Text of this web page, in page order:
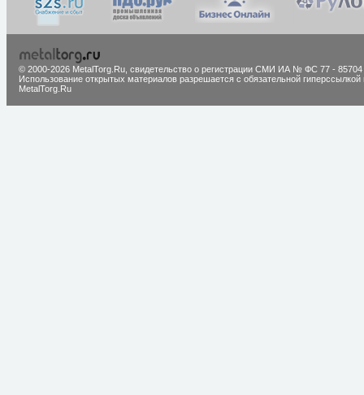
© 2000-2026 MetalTorg.Ru, cвидетельство о регистрации СМИ ИА № ФС 77 - 85704
Использование открытых материалов разрешается с обязательной гиперссылкой
MetalTorg.Ru